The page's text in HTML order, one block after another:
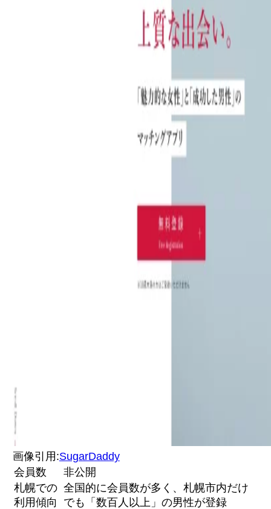
画像引用:SugarDaddy
会員数
非公開
札幌での
利用傾向
全国的に会員数が多く、札幌市内だけ
でも「数百人以上」の男性が登録